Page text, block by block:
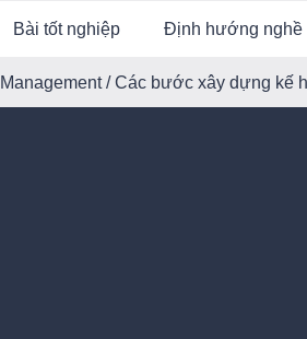
Bài tốt nghiệp Định hướng nghề
/ Các bước xây dựng kế